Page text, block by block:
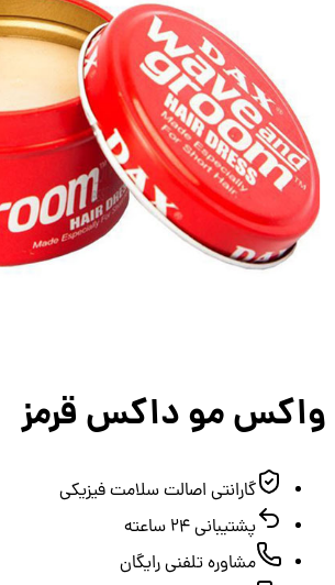
مو داکس قرمز
گارانتی اصالت سلامت فیزیکی
پشتیبانی ۲۴ ساعته
مشاوره تلفنی رایگان